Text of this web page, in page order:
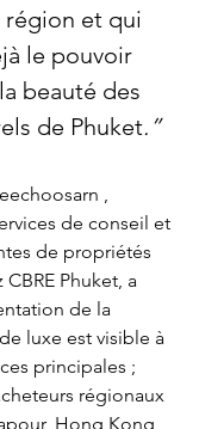
région et qui
le pouvoir
beauté des
de Phuket.”
,
de conseil et
de propriétés
Phuket, a
de la
luxe est visible à
principales ;
régionaux
Hong Kong